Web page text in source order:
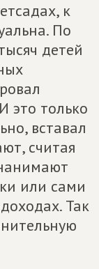
к
По
детей
это только
вставал
считая
или сами
Так